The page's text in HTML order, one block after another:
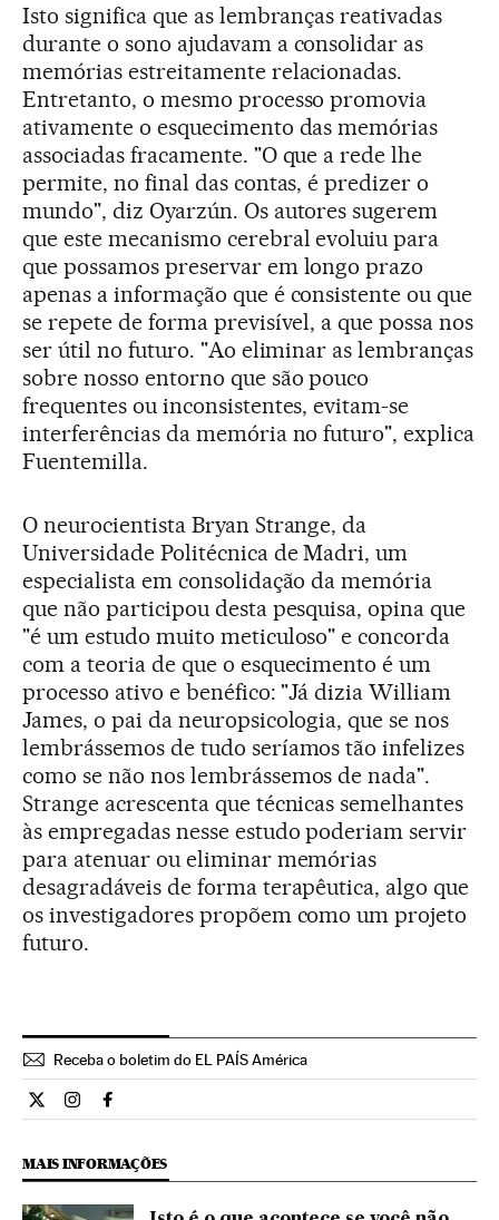
Isto significa que as lembranças reativadas
durante o sono ajudavam a consolidar as
memórias estreitamente relacionadas.
Entretanto, o mesmo processo promovia
ativamente o esquecimento das memórias
associadas fracamente. "O que a rede lhe
permite, no final das contas, é predizer o
mundo", diz Oyarzún. Os autores sugerem
que este mecanismo cerebral evoluiu para
que possamos preservar em longo prazo
apenas a informação que é consistente ou que
se repete de forma previsível, a que possa nos
ser útil no futuro. "Ao eliminar as lembranças
sobre nosso entorno que são pouco
frequentes ou inconsistentes, evitam-se
interferências da memória no futuro", explica
Fuentemilla.
O neurocientista Bryan Strange, da
Universidade Politécnica de Madri, um
especialista em consolidação da memória
que não participou desta pesquisa, opina que
"é um estudo muito meticuloso" e concorda
com a teoria de que o esquecimento é um
processo ativo e benéfico: "Já dizia William
James, o pai da neuropsicologia, que se nos
lembrássemos de tudo seríamos tão infelizes
como se não nos lembrássemos de nada".
Strange acrescenta que técnicas semelhantes
às empregadas nesse estudo poderiam servir
para atenuar ou eliminar memórias
desagradáveis de forma terapêutica, algo que
os investigadores propõem como um projeto
futuro.
Receba o boletim do EL PAÍS América
Ciencia El País Brasil en Twitter
Ciencia El País Brasil en Instagram
Ciencia El País Brasil en Facebook
MAIS INFORMAÇÕES